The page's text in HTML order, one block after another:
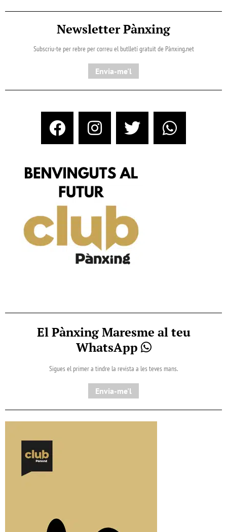
Newsletter Pànxing
Subscriu-te per rebre per correu el butlletí gratuït de Pànxing.net​
Envia-me'l
El Pànxing Maresme al teu
WhatsApp
Sigues el primer a tindre la revista a les teves mans.
Envia-me'l